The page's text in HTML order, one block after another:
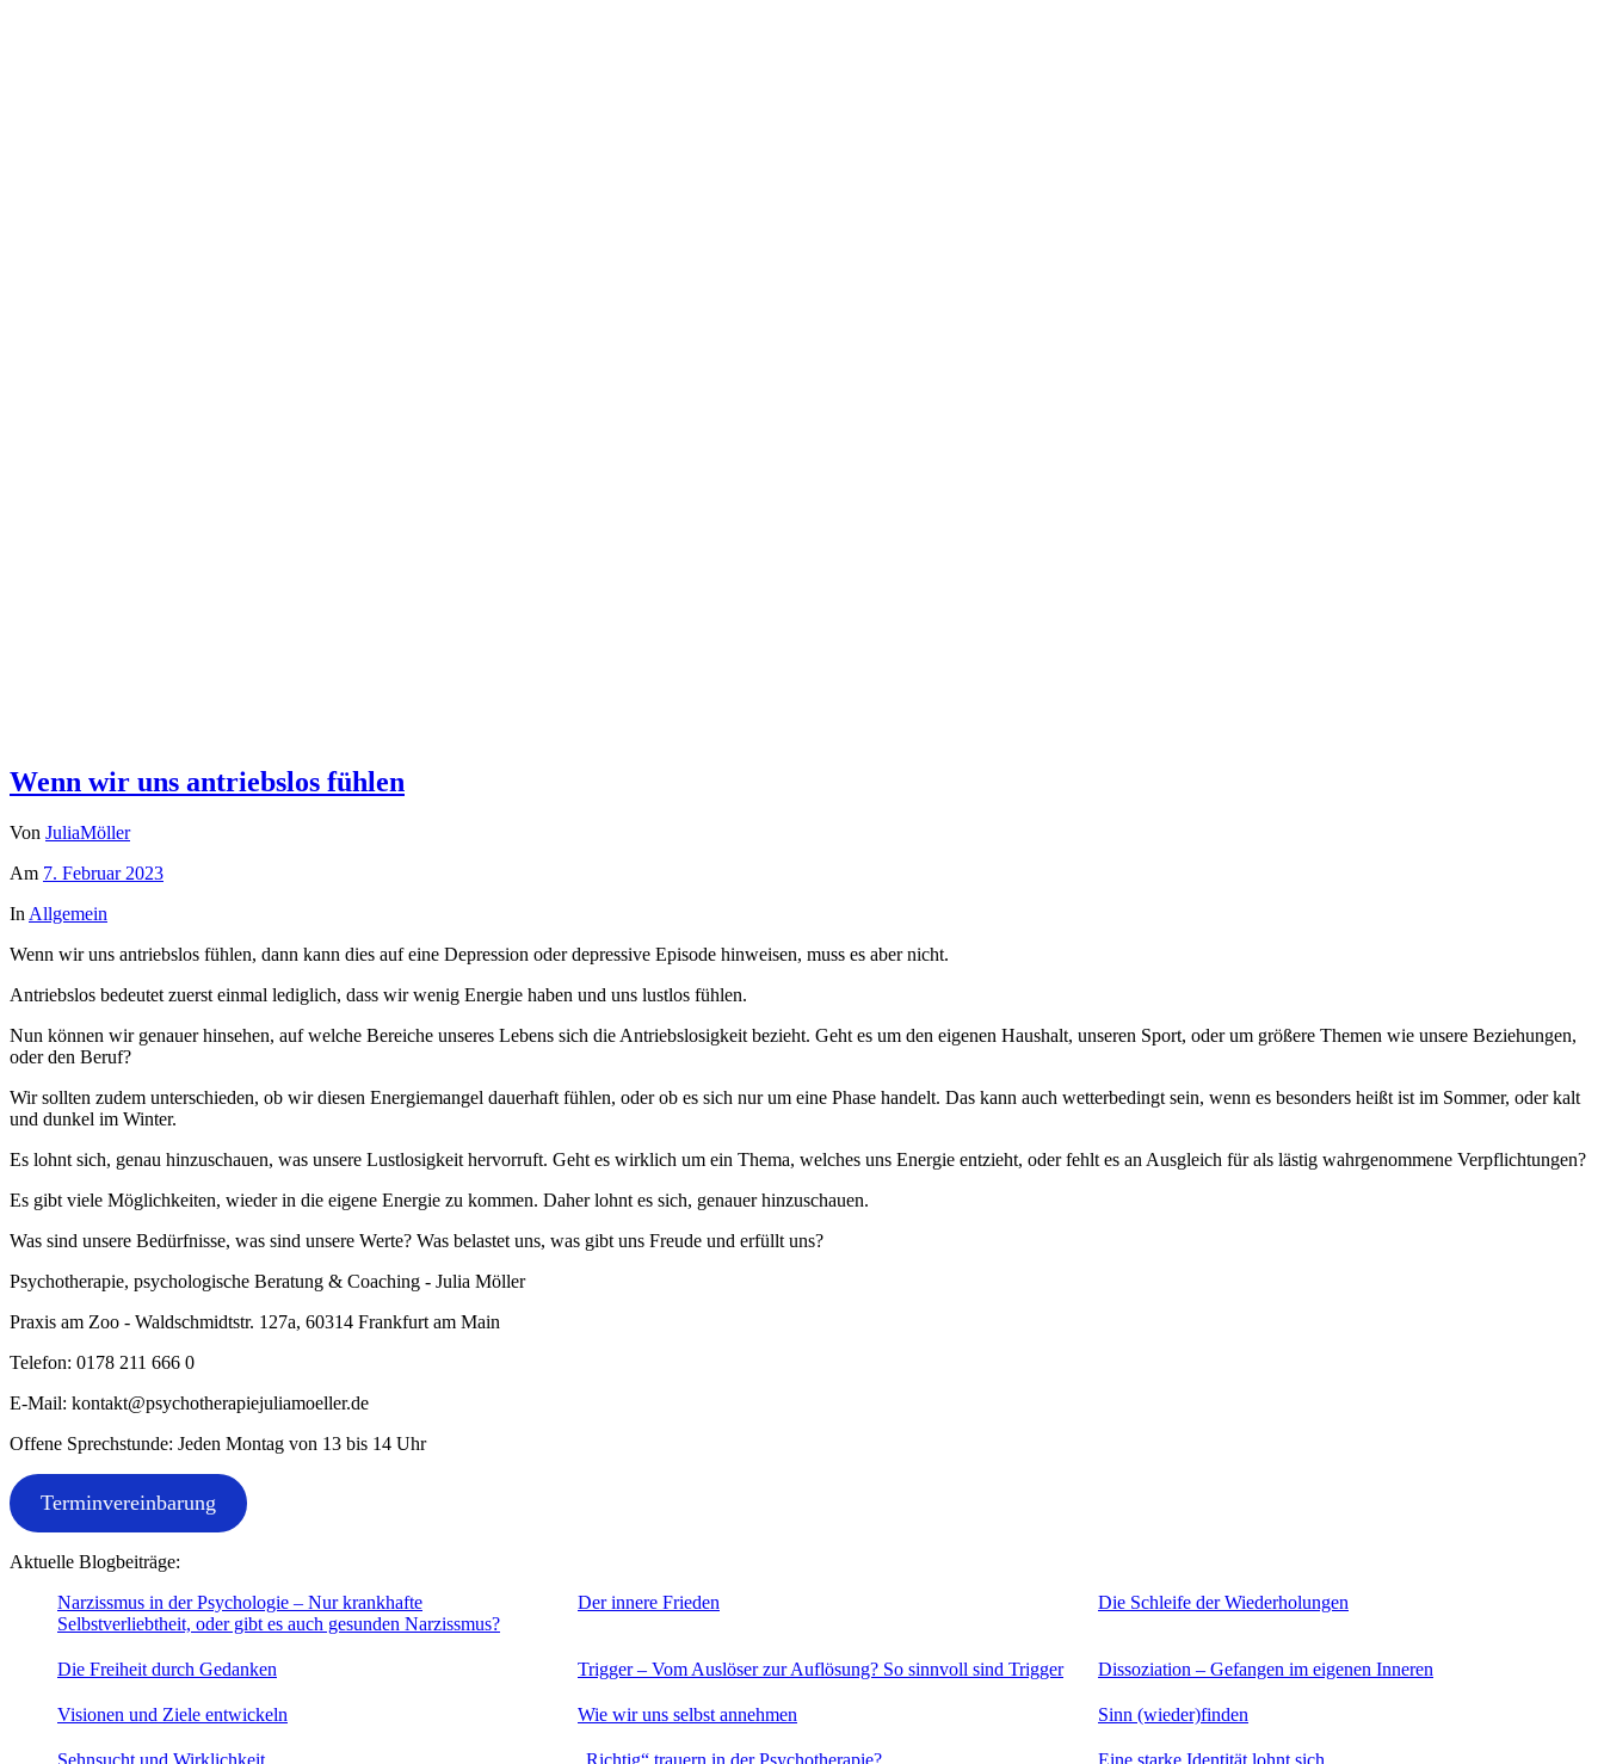
Wenn wir uns antriebslos fühlen
Von JuliaMöller
Am 7. Februar 2023
In Allgemein
Wenn wir uns antriebslos fühlen, dann kann dies auf eine Depression oder depressive Episode hinweisen, muss es aber nicht.
Antriebslos bedeutet zuerst einmal lediglich, dass wir wenig Energie haben und uns lustlos fühlen.
Nun können wir genauer hinsehen, auf welche Bereiche unseres Lebens sich die Antriebslosigkeit bezieht. Geht es um den eigenen Haushalt, unseren Sport, oder um größere Themen wie unsere Beziehungen,
oder den Beruf?
Wir sollten zudem unterschieden, ob wir diesen Energiemangel dauerhaft fühlen, oder ob es sich nur um eine Phase handelt. Das kann auch wetterbedingt sein, wenn es besonders heißt ist im Sommer, oder kalt
und dunkel im Winter.
Es lohnt sich, genau hinzuschauen, was unsere Lustlosigkeit hervorruft. Geht es wirklich um ein Thema, welches uns Energie entzieht, oder fehlt es an Ausgleich für als lästig wahrgenommene Verpflichtungen?
Es gibt viele Möglichkeiten, wieder in die eigene Energie zu kommen. Daher lohnt es sich, genauer hinzuschauen.
Was sind unsere Bedürfnisse, was sind unsere Werte? Was belastet uns, was gibt uns Freude und erfüllt uns?
Psychotherapie, psychologische Beratung & Coaching - Julia Möller
Praxis am Zoo - Waldschmidtstr. 127a, 60314 Frankfurt am Main
Telefon: 0178 211 666 0
E-Mail: kontakt@psychotherapiejuliamoeller.de
Offene Sprechstunde: Jeden Montag von 13 bis 14 Uhr
Terminvereinbarung
Aktuelle Blogbeiträge:
Narzissmus in der Psychologie – Nur krankhafte
Selbstverliebtheit, oder gibt es auch gesunden Narzissmus?
Der innere Frieden Die Schleife der Wiederholungen
Die Freiheit durch Gedanken Trigger – Vom Auslöser zur Auflösung? So sinnvoll sind Trigger Dissoziation – Gefangen im eigenen Inneren
Visionen und Ziele entwickeln Wie wir uns selbst annehmen Sinn (wieder)finden